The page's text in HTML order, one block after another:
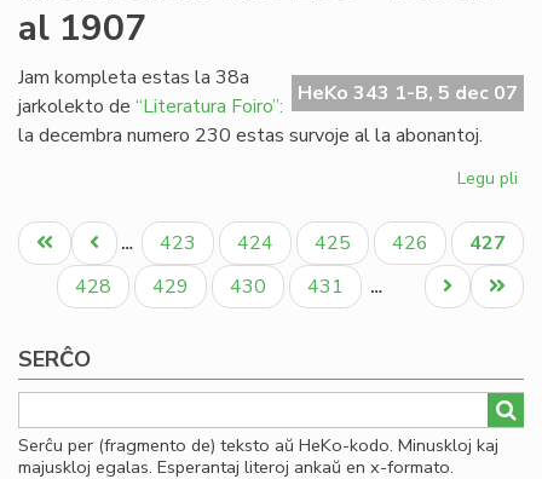
al 1907
HeKo 343 1-B, 5 dec 07
Jam kompleta estas la 38a
jarkolekto de “Literatura Foiro”:
la decembra numero 230 estas survoje al la abonantoj.
Legu pli
-
Pagination
Unua
paĝo
Antaŭa
paĝo
… Paĝo
423 Paĝo
424 Paĝo
425 Paĝo
426
Aktuala
paĝo
427
Paĝo
428 Paĝo
429 Paĝo
430 Paĝo
431 …
Last
page
Next
page
SERĈO
Serĉu per (fragmento de) teksto aŭ HeKo-kodo. Minuskloj kaj
majuskloj egalas. Esperantaj literoj ankaŭ en x-formato.